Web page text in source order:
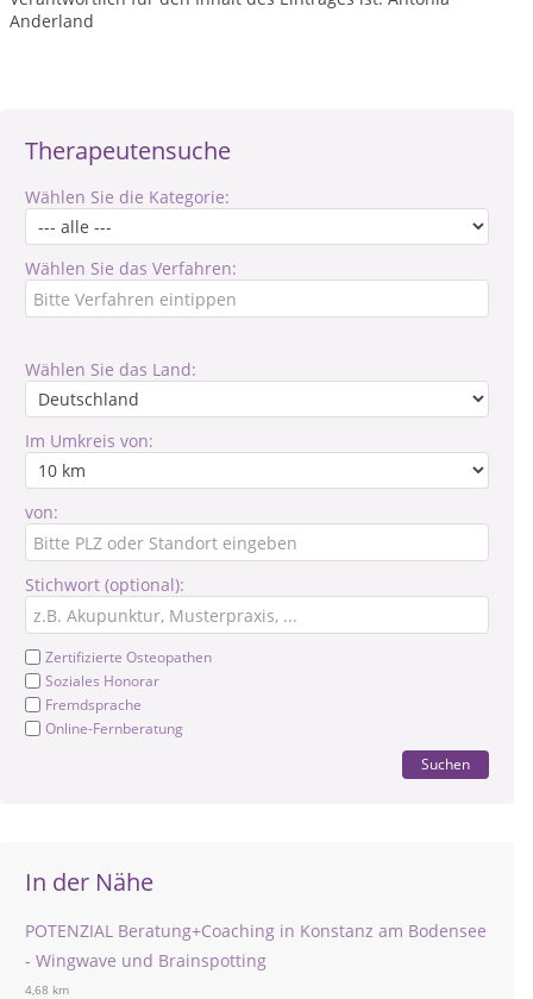
Therapeutensuche
Wählen Sie die Kategorie:
Wählen Sie das Verfahren:
Wählen Sie das Land:
Im Umkreis von:
von:
Stichwort (optional):
Zertifizierte Osteopathen
Soziales Honorar
Fremdsprache
Online-Fernberatung
Suchen
In der Nähe
POTENZIAL Beratung+Coaching in Konstanz am Bodensee
- Wingwave und Brainspotting
4,68 km
Anderland